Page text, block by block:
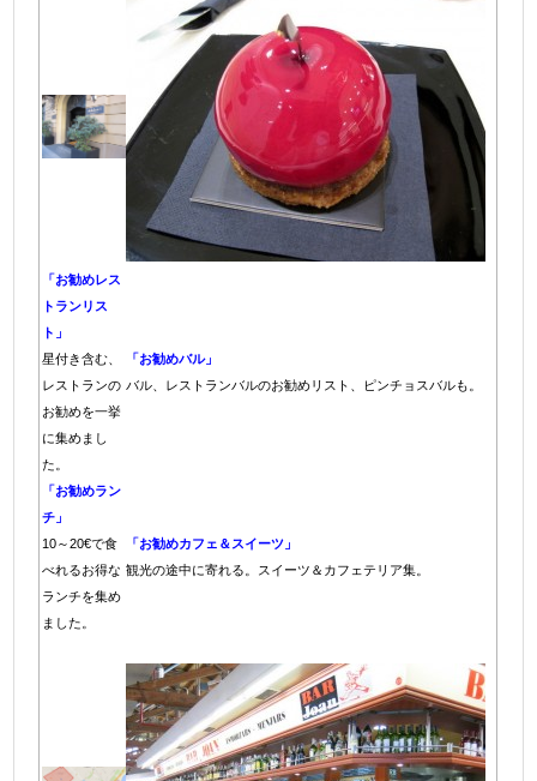
「お勧めレス
トランリス
ト」
星付き含む、
レストランの
お勧めを一挙
に集めまし
た。
「お勧めバル」
バル、レストランバルのお勧めリスト、ピンチョスバルも。
「お勧めラン
チ」
10～20€で食
べれるお得な
ランチを集め
ました。
「お勧めカフェ＆スイーツ」
観光の途中に寄れる。スイーツ＆カフェテリア集。